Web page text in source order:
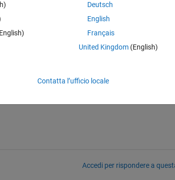
Accedi per rispondere a
Deutsch
English
Français
United Kingdom(English)
Contatta l’ufficio locale